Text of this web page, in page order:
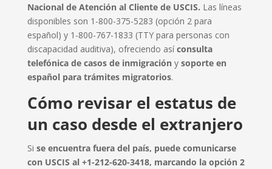
Nacional de Atención al Cliente de USCIS. Las líneas
disponibles son 1-800-375-5283 (opción 2 para
español) y 1-800-767-1833 (TTY para personas con
discapacidad auditiva), ofreciendo así consulta
telefónica de casos de inmigración y soporte en
español para trámites migratorios.
Cómo revisar el estatus de
un caso desde el extranjero
Si se encuentra fuera del país, puede comunicarse
con USCIS al +1-212-620-3418, marcando la opción 2